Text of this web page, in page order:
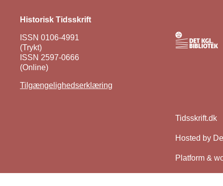
Historisk Tidsskrift
ISSN 0106-4991
(Trykt)
ISSN 2597-0666
(Online)
Tilgængelighedserklæring